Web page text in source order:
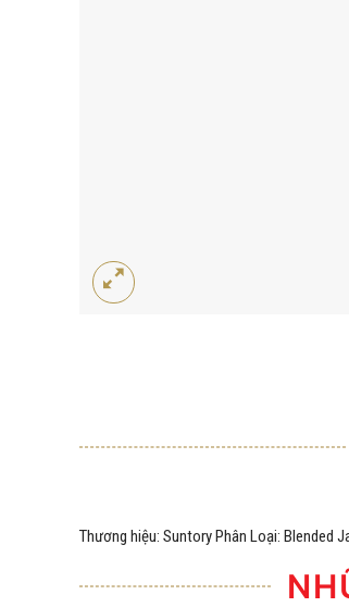
Thương hiệu: Suntory Phân Loại: Blended